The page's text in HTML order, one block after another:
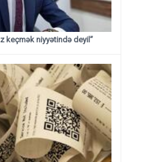
keçmək niyyətində deyil”